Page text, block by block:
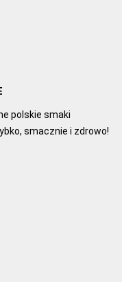
polskie smaki
smacznie i zdrowo!